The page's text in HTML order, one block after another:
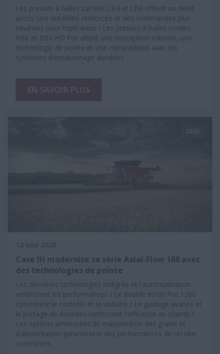
Les presses à balles carrées LB4 et LB6 offrent un débit
accru, une durabilité renforcée et des commandes plus
intuitives pour l’opérateur / Les presses à balles rondes
RB6 et RB6 HD Pro allient une conception robuste, une
technologie de pointe et une compatibilité avec les
systèmes d’enrubannage durables
Case IH modernise sa série Axial-Flow 160 avec
des technologies de pointe
Les dernières technologies intégrée et l'automatisation
améliorent les performances / Le double écran Pro 1200
optimisent le contrôle et la visibilité / Le guidage avancé et
le partage de données renforcent l'efficacité au champ /
Les options améliorées de manutention des grains et
d'alimentation garantissent des performances de récolte
constantes